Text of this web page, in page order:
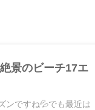
景のビーチ17エ
ンですね💦でも最近は